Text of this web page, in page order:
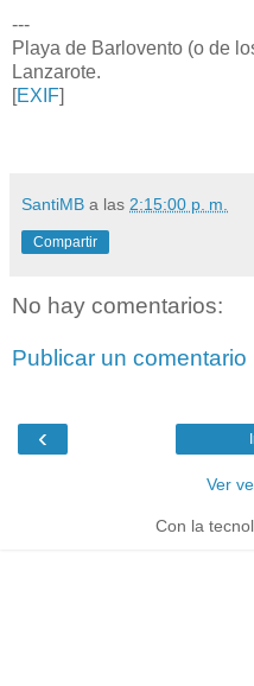
---
Playa de Barlovento (o de
Lanzarote.
[EXIF]
SantiMB a las 2:15:00 p. m.
Compartir
No hay comentarios:
Publicar un comentario
‹
Ver
Con la